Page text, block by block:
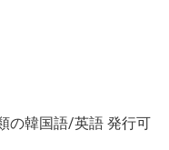
の韓国語/英語 発行可